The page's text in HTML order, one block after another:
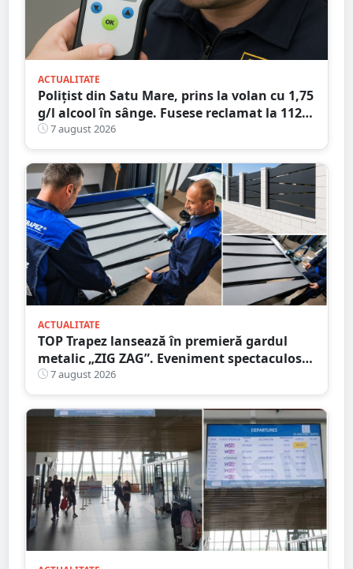
ACTUALITATE
Polițist din Satu Mare, prins la volan cu 1,75
g/l alcool în sânge. Fusese reclamat la 112
că circula pe contrasens
7 august 2026
ACTUALITATE
TOP Trapez lansează în premieră gardul
metalic „ZIG ZAG”. Eveniment spectaculos
în Grădina Romei
7 august 2026